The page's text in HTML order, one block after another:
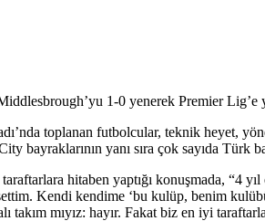
1-0 yenerek Premier Lig’e
toplanan futbolcular, teknik heyet,
bayraklarının yanı sıra çok sayıda Türk
hitaben yaptığı konuşmada,
Kendi kendime ‘bu kulüp, benim
takım mıyız: hayır. Fakat biz en iyi